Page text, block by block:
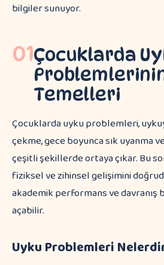
bilgiler sunuyor.
01Çocuklarda
Temelleri
Çocuklarda uyku problemleri,
çekme, gece boyunca sık uyanma
çeşitli şekillerde ortaya çıkar. Bu
fiziksel ve zihinsel gelişimini
akademik performans ve davranış
açabilir.
Uyku Problemleri